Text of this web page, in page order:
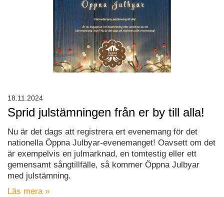
Sprid julstämningen från er by till alla!
Nu är det dags att registrera ert evenemang för det
nationella Öppna Julbyar-evenemanget! Oavsett om det
är exempelvis en julmarknad, en tomtestig eller ett
gemensamt sångtillfälle, så kommer Öppna Julbyar
med julstämning.
Läs mera »
18.11.2024